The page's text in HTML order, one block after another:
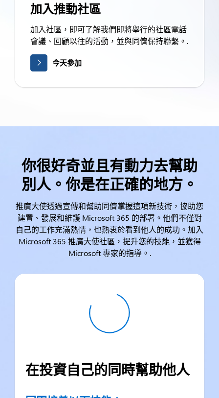
加入推動社區
加入社區，即可了解我們即將舉行的社區電話
會議、回顧以往的活動，並與同儕保持聯繫。.
今天參加
你很好奇並且有動力去幫助
別人。你是在正確的地方。
推廣大使透過宣傳和幫助同儕掌握這項新技術，協助您
建置、發展和維護 Microsoft 365 的部署。他們不僅對
自己的工作充滿熱情，也熱衷於看到他人的成功。加入
Microsoft 365 推廣大使社區，提升您的技能，並獲得
Microsoft 專家的指導。.
在投資自己的同時幫助他人